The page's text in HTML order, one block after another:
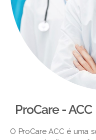
ProCare - ACC
O ProCare ACC é uma